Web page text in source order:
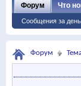
Форум
Сообщения за день
Что
Форум